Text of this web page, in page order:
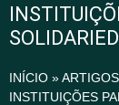
INÍCIO »ARTIGOS
INSTITUIÇÕES